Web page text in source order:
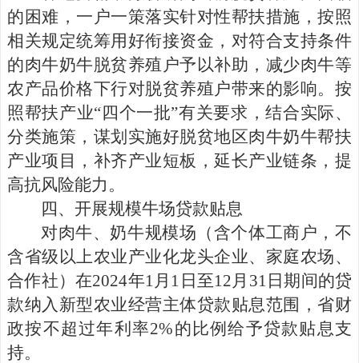
的困难，一户一策落实针对性帮扶措施，按照
相关规定统筹用好衔接资金，对符合支持条件
的肉牛奶牛脱贫养殖户予以补助，减少肉牛等
农产品价格下行对脱贫养殖户带来的影响。按
照帮扶产业“四个一批”有关要求，结合实际、
分类施策，谋划实施好脱贫地区肉牛奶牛帮扶
产业项目，补齐产业短板，延长产业链条，提
高抗风险能力。
四、 开展规模牛场贷款贴息
对肉牛、奶牛规模场（含个体工商户，不
含省级以上农业产业化龙头企业、家庭农场、
合作社）在2024年1月 1 日至12月 31 日期间的贷
款纳入新型农业经营主体贷款贴息范围，省财
政按不超过年利率2%的比例给予贷款贴息支
持。